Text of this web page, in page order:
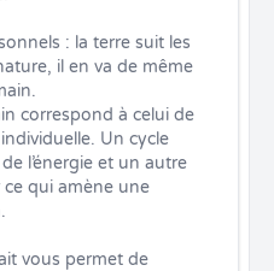
: la terre suit les
il en va de même
correspond à celui de
individuelle. Un cycle
l’énergie et un autre
ce qui amène une
vous permet de